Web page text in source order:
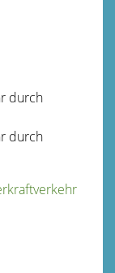
durch
durch